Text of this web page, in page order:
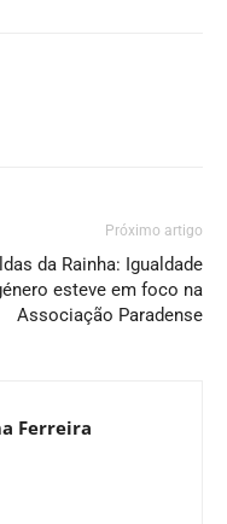
Próximo artigo
da Rainha: Igualdade
esteve em foco na
Associação Paradense
Ferreira